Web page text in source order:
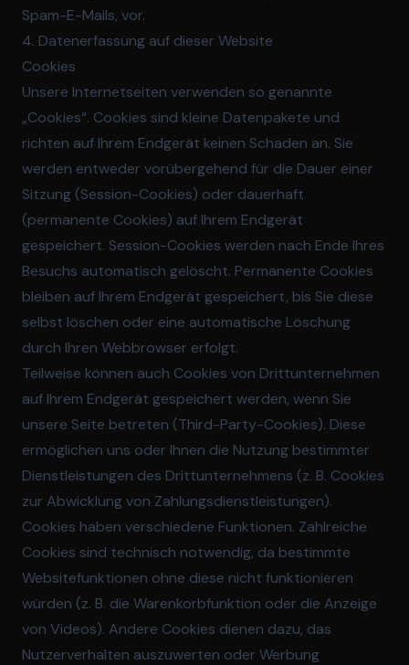
Spam-E-Mails, vor.
4. Datenerfassung auf dieser Website
Cookies
Unsere Internetseiten verwenden so genannte
„Cookies“. Cookies sind kleine Datenpakete und
richten auf Ihrem Endgerät keinen Schaden an. Sie
werden entweder vorübergehend für die Dauer einer
Sitzung (Session-Cookies) oder dauerhaft
(permanente Cookies) auf Ihrem Endgerät
gespeichert. Session-Cookies werden nach Ende Ihres
Besuchs automatisch gelöscht. Permanente Cookies
bleiben auf Ihrem Endgerät gespeichert, bis Sie diese
selbst löschen oder eine automatische Löschung
durch Ihren Webbrowser erfolgt.
Teilweise können auch Cookies von Drittunternehmen
auf Ihrem Endgerät gespeichert werden, wenn Sie
unsere Seite betreten (Third-Party-Cookies). Diese
ermöglichen uns oder Ihnen die Nutzung bestimmter
Dienstleistungen des Drittunternehmens (z. B. Cookies
zur Abwicklung von Zahlungsdienstleistungen).
Cookies haben verschiedene Funktionen. Zahlreiche
Cookies sind technisch notwendig, da bestimmte
Websitefunktionen ohne diese nicht funktionieren
würden (z. B. die Warenkorbfunktion oder die Anzeige
von Videos). Andere Cookies dienen dazu, das
Nutzerverhalten auszuwerten oder Werbung